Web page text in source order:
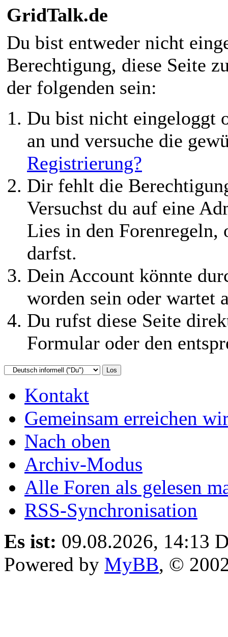
GridTalk.de
Du bist entweder nicht
Berechtigung, diese Seite
der folgenden sein:
Du bist nicht eingeloggt
an und versuche die
Registrierung?
Dir fehlt die
Versuchst du auf eine
Lies in den Forenregeln,
darfst.
Dein Account könnte
worden sein oder wartet
Du rufst diese Seite
Formular oder den
Kontakt
Gemeinsam erreichen
Nach oben
Archiv-Modus
Alle Foren als gelesen
RSS-Synchronisation
Es ist: 09.08.2026, 14:13
Powered by MyBB, ©